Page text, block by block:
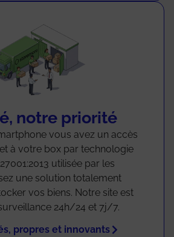
notre priorité
vous avez un accès
à votre box par technologie
utilisée par les
une solution totalement
vos biens. Notre site est
24h/24 et 7j/7.
propres et innovants